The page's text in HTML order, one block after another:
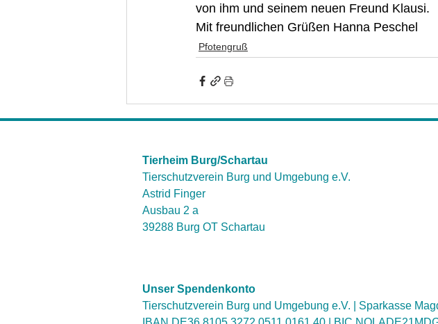
von ihm und seinem neuen Freund Klausi.
Mit freundlichen Grüßen Hanna Peschel
Pfotengruß
Tierheim Burg/Schartau
Tierschutzverein Burg und Umgebung e.V.
Astrid Finger
Ausbau 2 a
39288 Burg OT Schartau
Unser Spendenkonto
Tierschutzverein Burg und Umgebung e.V. | Sparkasse